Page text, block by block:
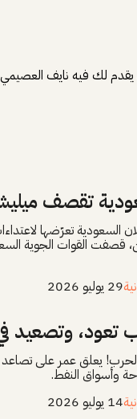
لك فيه نايف العصيمي
تقصف
السعودية تعرّضها
قصفت القوات الجوية
29 يوليو 2026
تعود، وتصعيد
يعلق عمر على تصاعد
وأسواق النفط.
14 يوليو 2026